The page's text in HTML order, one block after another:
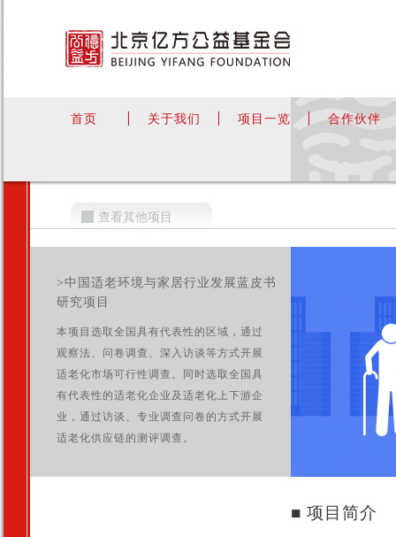
首页 关于我们 项目一览 合作伙伴
查看其他项目
>中国适老环境与家居行业发展蓝皮书
研究项目
本项目选取全国具有代表性的区域，通过
观察法、问卷调查、深入访谈等方式开展
适老化市场可行性调查。同时选取全国具
有代表性的适老化企业及适老化上下游企
业，通过访谈、专业调查问卷的方式开展
适老化供应链的测评调查。
■ 项目简介